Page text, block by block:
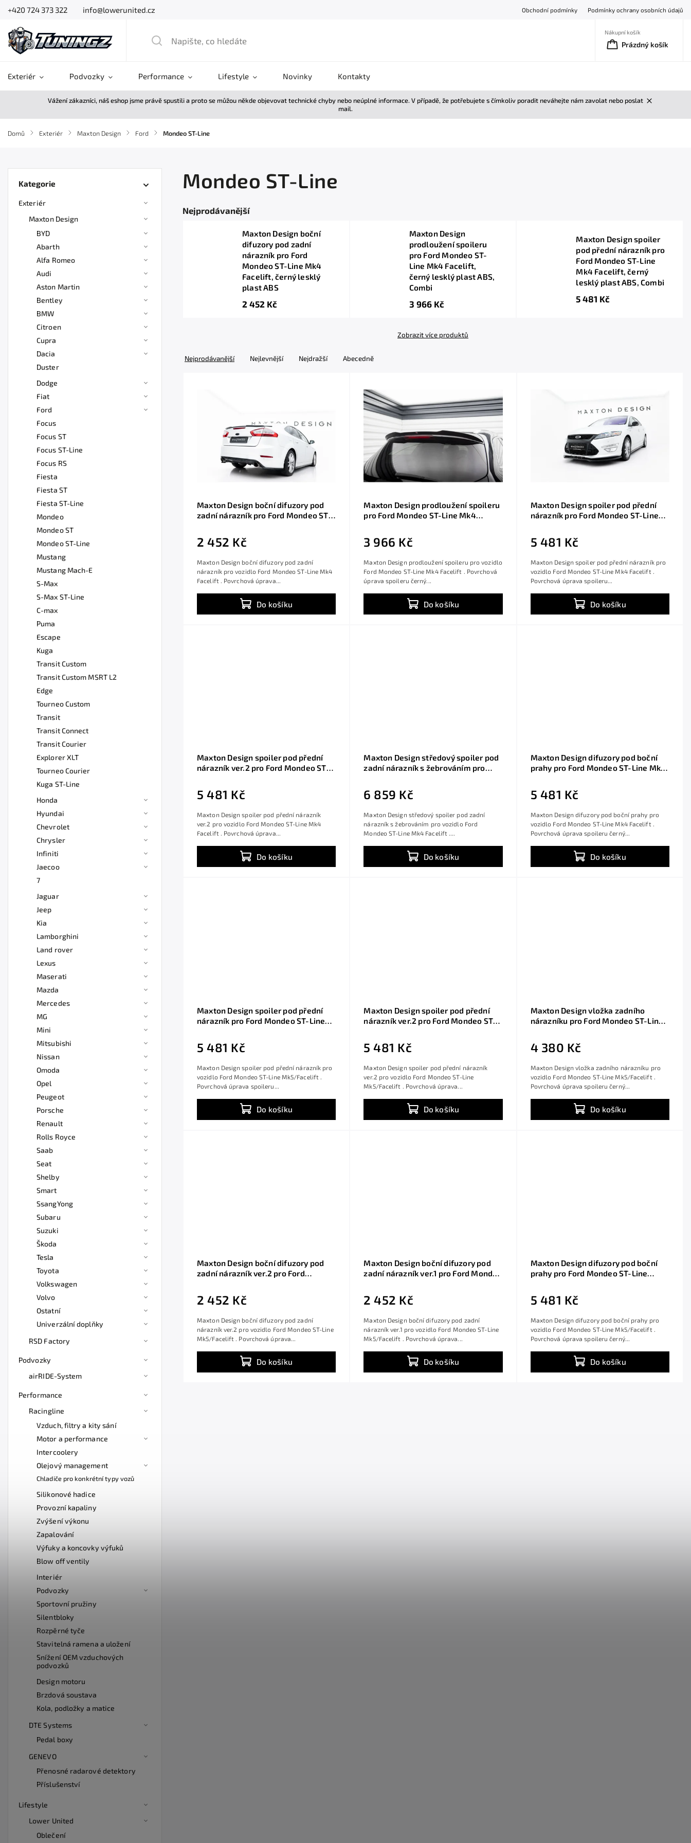
+420 724 373 322 info@lowerunited.cz Obchodní podmínky Podmínky ochrany osobních údajů
Nákupní košík
Prázdný košík
Exteriér Podvozky Performance Lifestyle Novinky Kontakty
Vážení zákazníci, náš eshop jsme právě spustili a proto se můžou někde objevovat technické chyby nebo neúplné informace. V případě, že potřebujete s čímkoliv poradit neváhejte nám zavolat nebo poslat
mail.
Domů / Exteriér / Maxton Design / Ford / Mondeo ST-Line
Kategorie
Exteriér
Maxton Design
BYD
Abarth
Alfa Romeo
Audi
Aston Martin
Bentley
BMW
Citroen
Cupra
Dacia
Duster
Dodge
Fiat
Ford
Focus
Focus ST
Focus ST-Line
Focus RS
Fiesta
Fiesta ST
Fiesta ST-Line
Mondeo
Mondeo ST
Mondeo ST-Line
Mustang
Mustang Mach-E
S-Max
S-Max ST-Line
C-max
Puma
Escape
Kuga
Transit Custom
Transit Custom MSRT L2
Edge
Tourneo Custom
Transit
Transit Connect
Transit Courier
Explorer XLT
Tourneo Courier
Kuga ST-Line
Honda
Hyundai
Chevrolet
Chrysler
Infiniti
Jaecoo
7
Jaguar
Jeep
Kia
Lamborghini
Land rover
Lexus
Maserati
Mazda
Mercedes
MG
Mini
Mitsubishi
Nissan
Omoda
Opel
Peugeot
Porsche
Renault
Rolls Royce
Saab
Seat
Shelby
Smart
SsangYong
Subaru
Suzuki
Škoda
Tesla
Toyota
Volkswagen
Volvo
Ostatní
Univerzální doplňky
RSD Factory
Podvozky
airRIDE-System
Performance
Racingline
Vzduch, filtry a kity sání
Motor a performance
Intercoolery
Olejový management
Chladiče pro konkrétní typy vozů
Silikonové hadice
Provozní kapaliny
Zvýšení výkonu
Zapalování
Výfuky a koncovky výfuků
Blow off ventily
Interiér
Podvozky
Sportovní pružiny
Silentbloky
Rozpěrné tyče
Stavitelná ramena a uložení
Snížení OEM vzduchových
podvozků
Design motoru
Brzdová soustava
Kola, podložky a matice
DTE Systems
Pedal boxy
GENEVO
Přenosné radarové detektory
Příslušenství
Lifestyle
Lower United
Oblečení
Mondeo ST-Line
Nejprodávanější
Maxton Design boční
difuzory pod zadní
nárazník pro Ford
Mondeo ST-Line Mk4
Facelift, černý lesklý
plast ABS
2 452 Kč
Maxton Design
prodloužení spoileru
pro Ford Mondeo ST-
Line Mk4 Facelift,
černý lesklý plast ABS,
Combi
3 966 Kč
Maxton Design spoiler
pod přední nárazník pro
Ford Mondeo ST-Line
Mk4 Facelift, černý
lesklý plast ABS, Combi
5 481 Kč
Zobrazit více produktů
Nejprodávanější Nejlevnější Nejdražší Abecedně
Maxton Design boční difuzory pod
zadní nárazník pro Ford Mondeo ST-
ABS
2 452 Kč
Do košíku
Maxton Design boční difuzory pod zadní
nárazník pro vozidlo Ford Mondeo ST-Line Mk4
Facelift . Povrchová úprava...
Maxton Design prodloužení spoileru
pro Ford Mondeo ST-Line Mk4
Combi
3 966 Kč
Do košíku
Maxton Design prodloužení spoileru pro vozidlo
Ford Mondeo ST-Line Mk4 Facelift . Povrchová
úprava spoileru černý...
Maxton Design spoiler pod přední
nárazník pro Ford Mondeo ST-Line
Combi
5 481 Kč
Do košíku
Maxton Design spoiler pod přední nárazník pro
vozidlo Ford Mondeo ST-Line Mk4 Facelift .
Povrchová úprava spoileru...
Maxton Design spoiler pod přední
nárazník ver.2 pro Ford Mondeo ST-
ABS, Combi
5 481 Kč
Do košíku
Maxton Design spoiler pod přední nárazník
ver.2 pro vozidlo Ford Mondeo ST-Line Mk4
Facelift . Povrchová úprava...
Maxton Design středový spoiler pod
zadní nárazník s žebrováním pro
černý lesklý plast ABS, Combi
6 859 Kč
Do košíku
Maxton Design středový spoiler pod zadní
nárazník s žebrováním pro vozidlo Ford
Mondeo ST-Line Mk4 Facelift ....
Maxton Design difuzory pod boční
prahy pro Ford Mondeo ST-Line Mk4
5 481 Kč
Do košíku
Maxton Design difuzory pod boční prahy pro
vozidlo Ford Mondeo ST-Line Mk4 Facelift .
Povrchová úprava spoileru černý...
Maxton Design spoiler pod přední
nárazník pro Ford Mondeo ST-Line
5 481 Kč
Do košíku
Maxton Design spoiler pod přední nárazník pro
vozidlo Ford Mondeo ST-Line Mk5/Facelift .
Povrchová úprava spoileru...
Maxton Design spoiler pod přední
nárazník ver.2 pro Ford Mondeo ST-
ABS
5 481 Kč
Do košíku
Maxton Design spoiler pod přední nárazník
ver.2 pro vozidlo Ford Mondeo ST-Line
Mk5/Facelift . Povrchová úprava...
Maxton Design vložka zadního
nárazníku pro Ford Mondeo ST-Line
4 380 Kč
Do košíku
Maxton Design vložka zadního nárazníku pro
vozidlo Ford Mondeo ST-Line Mk5/Facelift .
Povrchová úprava spoileru černý...
Maxton Design boční difuzory pod
zadní nárazník ver.2 pro Ford
lesklý plast ABS
2 452 Kč
Do košíku
Maxton Design boční difuzory pod zadní
nárazník ver.2 pro vozidlo Ford Mondeo ST-Line
Mk5/Facelift . Povrchová úprava...
Maxton Design boční difuzory pod
zadní nárazník ver.1 pro Ford Mondeo
plast ABS
2 452 Kč
Do košíku
Maxton Design boční difuzory pod zadní
nárazník ver.1 pro vozidlo Ford Mondeo ST-Line
Mk5/Facelift . Povrchová úprava...
Maxton Design difuzory pod boční
prahy pro Ford Mondeo ST-Line
5 481 Kč
Do košíku
Maxton Design difuzory pod boční prahy pro
vozidlo Ford Mondeo ST-Line Mk5/Facelift .
Povrchová úprava spoileru černý...